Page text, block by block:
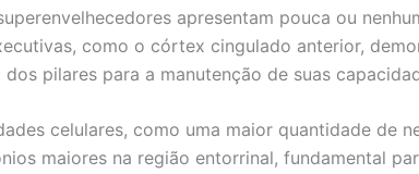
apresentam pouca ou
como o córtex cingulado anterior,
pilares para a manutenção de suas
celulares, como uma maior quantidade de
maiores na região entorrinal, fundamental